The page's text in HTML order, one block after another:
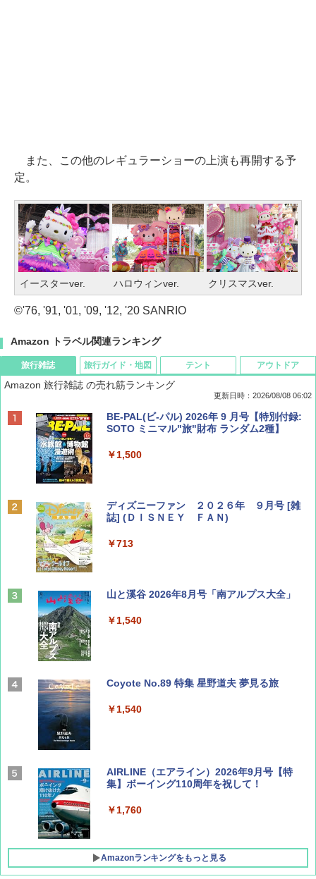
また、この他のレギュラーショーの上演も再開する予
定。
イースターver. ハロウィンver. クリスマスver.
©'76, '91, '01, '09, '12, '20 SANRIO
Amazon トラベル関連ランキング
旅行雑誌
Amazon 旅行雑誌 の売れ筋ランキング
更新日時：2026/08/08 06:02
BE-PAL(ビ-パル) 2026年 9 月号【特別付録:
SOTO ミニマル"旅"財布 ランダム2種】
￥1,500
ディズニーファン ２０２６年 ９月号 [雑
誌] (ＤＩＳＮＥＹ ＦＡＮ)
￥713
山と溪谷 2026年8月号「南アルプス大全」
￥1,540
Coyote No.89 特集 星野道夫 夢見る旅
￥1,540
AIRLINE（エアライン）2026年9月号【特
集】ボーイング110周年を祝して！
￥1,760
Amazonランキングをもっと見る
旅行ガイド・地図 テント アウトドア